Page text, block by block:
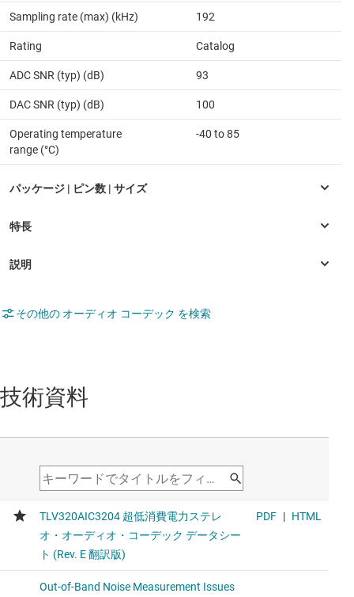
Sampling rate (max) (kHz) 192
Rating Catalog
ADC SNR (typ) (dB) 93
DAC SNR (typ) (dB) 100
Operating temperature
range (°C)
-40 to 85
その他の オーディオ コーデック を検索
技術資料